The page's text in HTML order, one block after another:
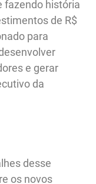
fazendo história
de R$
para
e gerar
da
desse
os novos